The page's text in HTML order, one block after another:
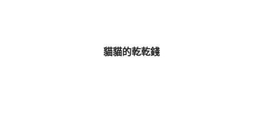
貓貓的乾乾錢